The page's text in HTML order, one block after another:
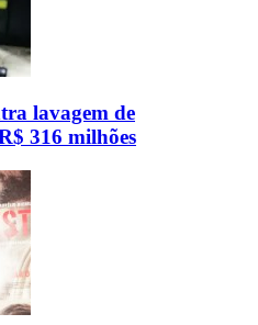
lavagem de
316 milhões